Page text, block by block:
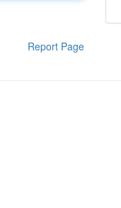
Report Page